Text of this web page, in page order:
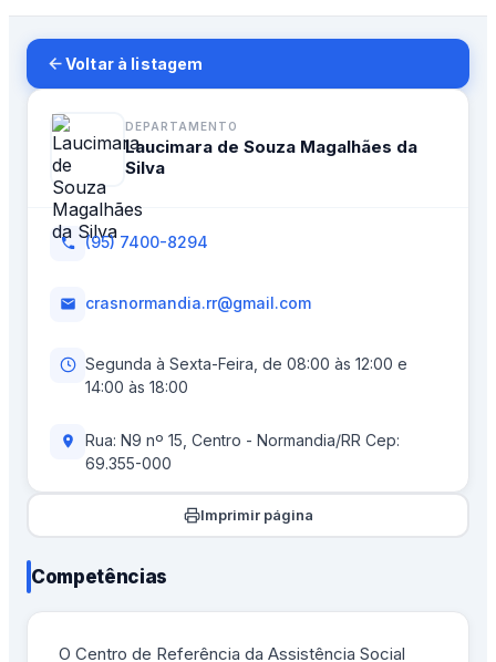
Voltar à listagem
DEPARTAMENTO
Laucimara de Souza Magalhães da
Silva
(95) 7400-8294
crasnormandia.rr@gmail.com
Segunda à Sexta-Feira, de 08:00 às 12:00 e
14:00 às 18:00
Rua: N9 nº 15, Centro - Normandia/RR Cep:
69.355-000
Imprimir página
Competências
O Centro de Referência da Assistência Social